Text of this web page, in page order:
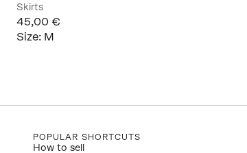
Skirts
45,00 €
Size: M
POPULAR SHORTCUTS
How to sell